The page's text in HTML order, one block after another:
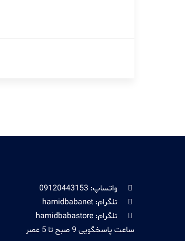
واتساپ: 09120443153
تلگرام: hamidbabanet
تلگرام: hamidbabastore
ساعت پاسخگویی 9 صبح تا 5 عصر